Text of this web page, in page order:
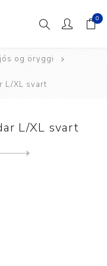
0
og öryggi
L/XL svart
L/XL svart